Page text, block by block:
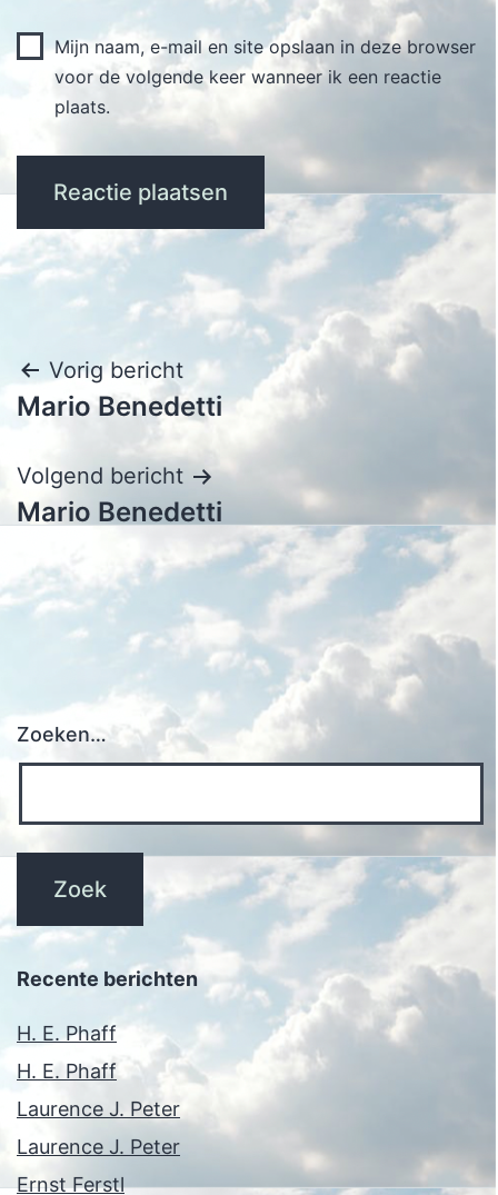
Mijn naam, e-mail en site opslaan in deze browser
voor de volgende keer wanneer ik een reactie
plaats.
Bericht
navigatie
Vorig bericht
Mario Benedetti
Volgend bericht
Mario Benedetti
Zoeken…
Recente berichten
H. E. Phaff
H. E. Phaff
Laurence J. Peter
Laurence J. Peter
Ernst Ferstl